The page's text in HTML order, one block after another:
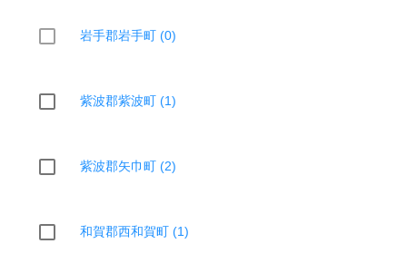
岩手郡岩手町 (0)
紫波郡紫波町 (1)
紫波郡矢巾町 (2)
和賀郡西和賀町 (1)